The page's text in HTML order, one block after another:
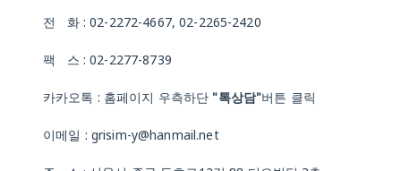
전 화 : 02-2272-4667, 02-2265-2420
팩 스 : 02-2277-8739
카카오톡 : 홈페이지 우측하단 "톡상담"버튼 클릭
이메일 : grisim-y@hanmail.net